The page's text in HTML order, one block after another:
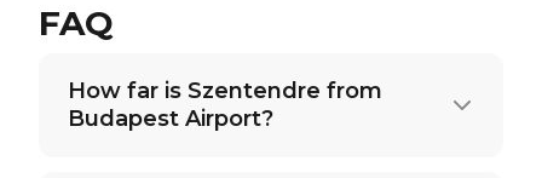
FAQ
How far is Szentendre from
Budapest Airport?